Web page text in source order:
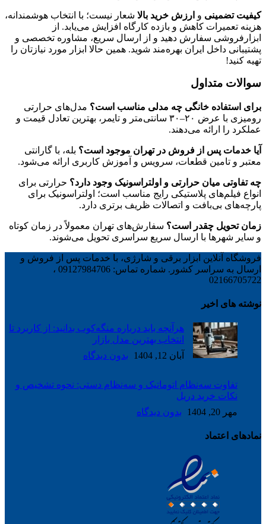
وارزش خرید بالا شعار نیست؛ با انتخاب هوشمندانه،
کاهش و بازده کارگاه افزایش می‌یابد. از
سفارش دهید و از ارسال سریع، مشاوره تخصصی و
ایران بهره‌مند شوید. همین حالا ابزار مورد نیازتان را
خانگی چه مدلی مناسب است؟مدل‌های حرارتی
رومیزی با عرض ۲۰–۳۰ سانتی‌متر و تایمر، بهترین تعادل قیمت و
می‌دهند.
پس از فروش در تهران موجود است؟بله، با گارانتی
قطعات، سرویس و آموزش کاربری ارائه می‌شود.
حرارتی و اولتراسونیک وجود دارد؟ حرارتی برای
پلاستیکی رایج مناسب است؛ اولتراسونیک برای
و اتصالات ظریف برتری دارد.
چقدر است؟سفارش‌های تهران معمولاً در زمان کوتاه
با ارسال سریع سراسری تحویل می‌شوند.
ابزار برقی و شارژی، با خدمات پس از فروش و
ارسال به سراسر کشور. شماره تماس: 09127984706 ،
هرآنچه باید درباره منگه‌کوب بدانید: از کاربرد تا
انتخاب بهترین مدل بازار
آبان 12, 1404
بدون دیدگاه
سه‌نظام اتوماتیک و سه‌نظام دستی: نحوه تشخیص و
خرید دریل
بدون دیدگاه